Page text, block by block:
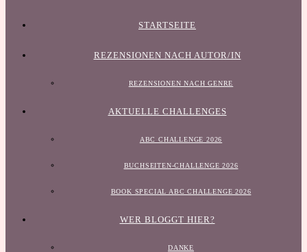
STARTSEITE
REZENSIONEN NACH AUTOR/IN
REZENSIONEN NACH GENRE
AKTUELLE CHALLENGES
ABC CHALLENGE 2026
BUCHSEITEN-CHALLENGE 2026
BOOK SPECIAL ABC CHALLENGE 2026
WER BLOGGT HIER?
DANKE